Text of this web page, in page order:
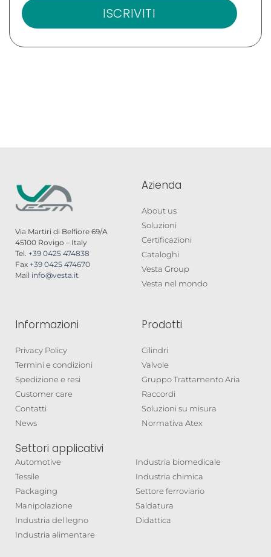
ISCRIVITI
Via Martiri di Belfiore 69/A
45100 Rovigo – Italy
Tel. +39 0425 474838
Fax +39 0425 474670
Mail info@vesta.it
Azienda
About us
Soluzioni
Certificazioni
Cataloghi
Vesta Group
Vesta nel mondo
Informazioni
Privacy Policy
Termini e condizioni
Spedizione e resi
Customer care
Contatti
News
Prodotti
Cilindri
Valvole
Gruppo Trattamento Aria
Raccordi
Soluzioni su misura
Normativa Atex
Settori applicativi
Automotive
Tessile
Packaging
Manipolazione
Industria del legno
Industria alimentare
Industria biomedicale
Industria chimica
Settore ferroviario
Saldatura
Didattica